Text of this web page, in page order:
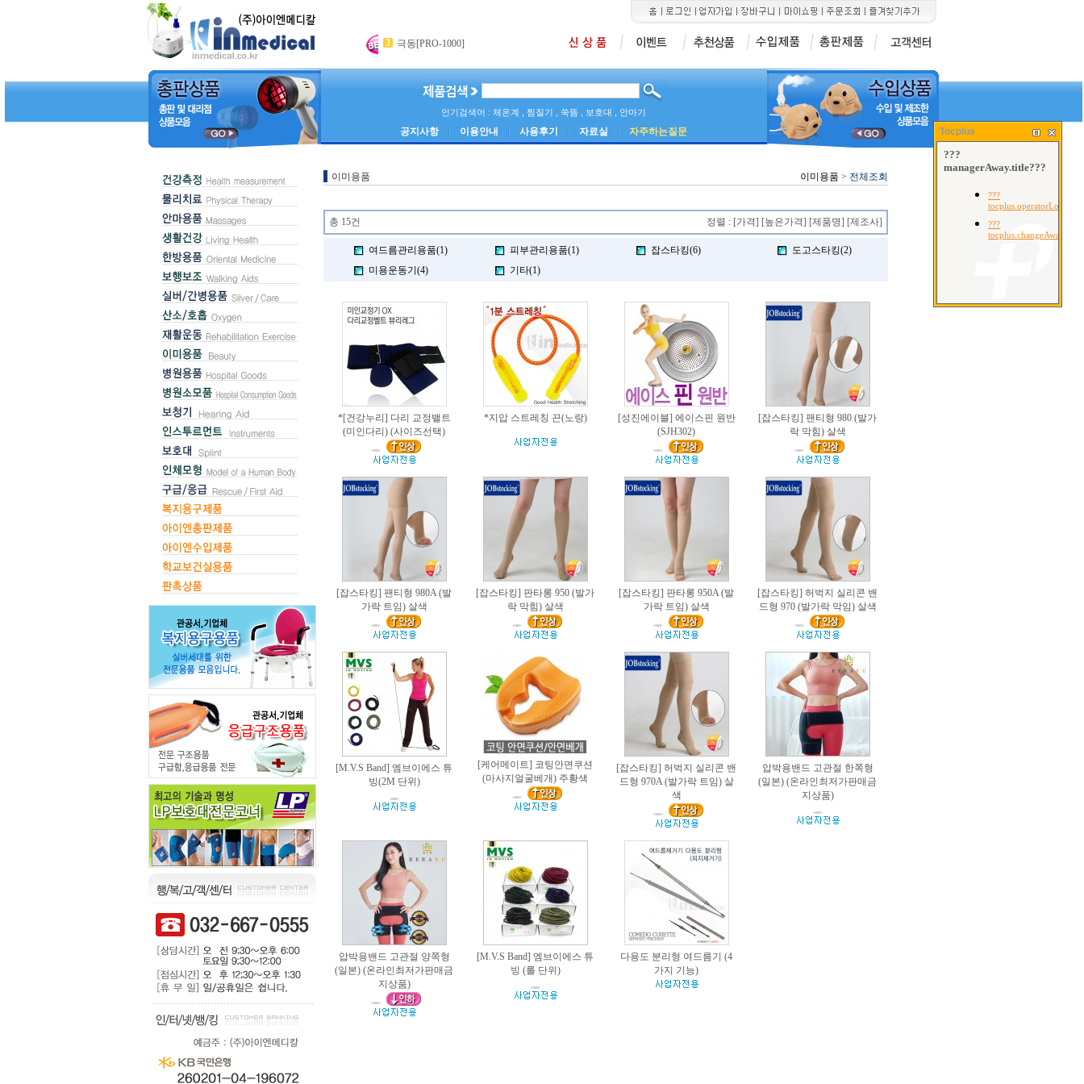
3 극동[PRO-1000] 메쉬네블라이져[PY-001] 카미석션기[ASK-30] 6 산소포화도측정기[MD300C1] 산케이 메타혈압계
2 에센스 네블라이져
인기검색어 : 체온계 , 찜질기 , 쑥뜸 , 보호대 , 안마기
공지사항 이용안내 사용후기 자료실 자주하는질문
이미용품 이미용품 > 전체조회
총 15건 정렬 : [가격] [높은가격] [제품명] [제조사]
여드름관리용품(1) 피부관리용품(1) 잡스타킹(6)
도고스타킹(2)
미용운동기(4)
기타(1)
*[건강누리] 다리 교정밸트
(미인다리) (사이즈선택)
*지압 스트레칭 끈(노랑)
[성진에이블] 에이스핀 원반
(SJH302)
[잡스타킹] 팬티형 980 (발가
락 막힘) 살색
[잡스타킹] 팬티형 980A (발
가락 트임) 살색
[잡스타킹] 판타롱 950 (발가
락 막힘) 살색
[잡스타킹] 판타롱 950A (발
가락 트임) 살색
[잡스타킹] 허벅지 실리콘 밴
드형 970 (발가락 막임) 살색
[M.V.S Band] 엠브이에스 튜
빙(2M 단위)
[케어메이트] 코팅안면쿠션
(마사지얼굴베개) 주황색
[잡스타킹] 허벅지 실리콘 밴
드형 970A (발가락 트임) 살
색
압박용밴드 고관절 한쪽형
(일본) (온라인최저가판매금
지상품)
압박용밴드 고관절 양쪽형
(일본) (온라인최저가판매금
지상품)
[M.V.S Band] 엠브이에스 튜
빙 (롤 단위)
다용도 분리형 여드름기 (4
가지 기능)
Tocplus